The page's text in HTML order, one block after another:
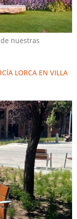
nuestras
LORCA EN VILLA